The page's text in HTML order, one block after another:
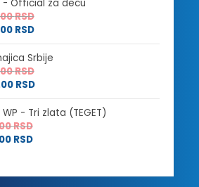
- Official za decu
RSD
RSD
Srbije
RSD
RSD
- Tri zlata (TEGET)
RSD
RSD